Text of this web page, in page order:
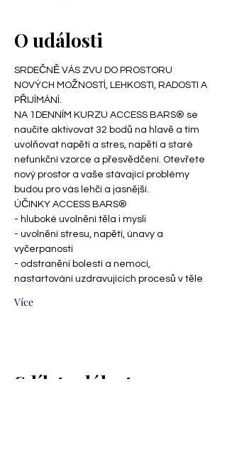
O události
SRDEČNĚ VÁS ZVU DO PROSTORU
NOVÝCH MOŽNOSTÍ, LEHKOSTI, RADOSTI A
PŘIJÍMÁNÍ.
NA 1DENNÍM KURZU ACCESS BARS® se
naučíte aktivovat 32 bodů na hlavě a tím
uvolňovat napětí a stres, napětí a staré
nefunkční vzorce a přesvědčení. Otevřete
nový prostor a vaše stávající problémy
budou pro vás lehčí a jasnější.
ÚČINKY ACCESS BARS®
- hluboké uvolnění těla i mysli
- uvolnění stresu, napětí, únavy a
vyčerpanosti
- odstranění bolestí a nemocí,
nastartování uzdravujících procesů v těle
Více
Sdílet událost